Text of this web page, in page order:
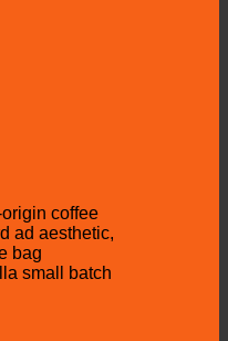
coffee
ad aesthetic,
bag
small batch